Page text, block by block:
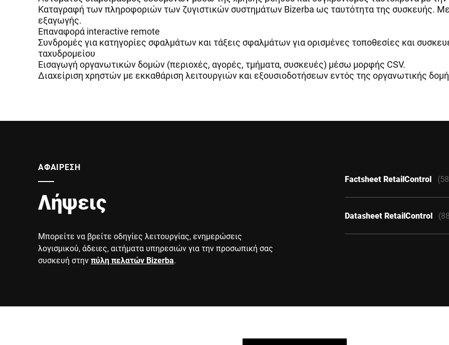
Καταγραφή των πληροφοριών των ζυγιστικών συστημάτων Bizerba ως ταυτότητα της συσκευής.
εξαγωγής.
Επαναφορά interactive remote
Συνδρομές για κατηγορίες σφαλμάτων και τάξεις σφαλμάτων για ορισμένες τοποθεσίες και
ταχυδρομείου
Εισαγωγή οργανωτικών δομών (περιοχές, αγορές, τμήματα, συσκευές) μέσω μορφής CSV.
Διαχείριση χρηστών με εκκαθάριση λειτουργιών και εξουσιοδοτήσεων εντός της οργανωτικής
ΑΦΑΙΡΕΣΗ
Λήψεις
Μπορείτε να βρείτε οδηγίες λειτουργίας, ενημερώσεις
λογισμικού, άδειες, αιτήματα υπηρεσιών για την προσωπική σας
συσκευή στηνπύλη πελατών Bizerba.
Factsheet RetailControl
Datasheet RetailControl